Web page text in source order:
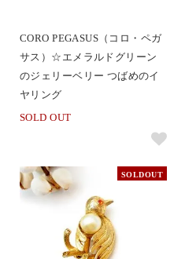
CORO PEGASUS（コロ・ペガ
サス）☆エメラルドグリーン
のジェリーベリー つばめのイ
ヤリング
SOLD OUT
SOLDOUT